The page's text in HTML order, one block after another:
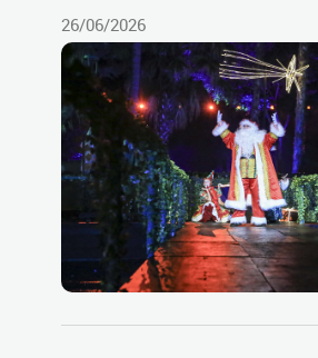
26/06/2026